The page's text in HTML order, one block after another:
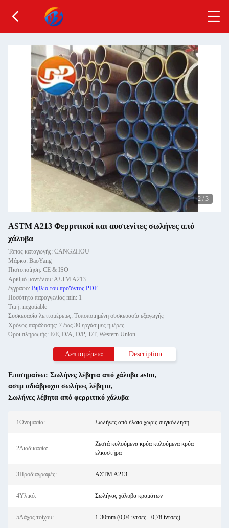
2 / 3
ASTM A213 Φερριτικοί και αυστενίτες σωλήνες από
χάλυβα
Τόπος καταγωγής: CANGZHOU
Μάρκα: BaoYang
Πιστοποίηση: CE & ISO
Αριθμό μοντέλου: ΑΣTM A213
έγγραφο: Βιβλίο του προϊόντος PDF
Ποσότητα παραγγελίας min: 1
Τιμή: negotiable
Συσκευασία λεπτομέρειες: Τυποποιημένη συσκευασία εξαγωγής
Χρόνος παράδοσης: 7 έως 30 εργάσιμες ημέρες
Όροι πληρωμής: Ε/Ε, D/A, D/P, T/T, Western Union
Λεπτομέρεια Description
Επισημαίνω: Σωλήνες λέβητα από χάλυβα astm,
αστμ αδιάβροχοι σωλήνες λέβητα,
Σωλήνες λέβητα από φερριτικό χάλυβα
1Ονομασία: Σωλήνες από έλαιο χωρίς συγκόλληση
2Διαδικασία:
Ζεστά κυλούμενα κρύα κυλούμενα κρύα
ελκυστήρα
3Προδιαγραφές: ΑΣTM A213
4Υλικό: Σωλήνας χάλυβα κραμάτων
5Δάχος τοίχου: 1-30mm (0,04 ίντσες - 0,78 ίντσες)